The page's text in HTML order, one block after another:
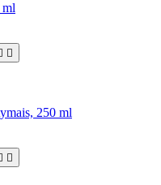
ml

250 ml
